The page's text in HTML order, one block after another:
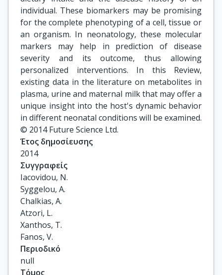
individual. These biomarkers may be promising
for the complete phenotyping of a cell, tissue or
an organism. In neonatology, these molecular
markers may help in prediction of disease
severity and its outcome, thus allowing
personalized interventions. In this Review,
existing data in the literature on metabolites in
plasma, urine and maternal milk that may offer a
unique insight into the host's dynamic behavior
in different neonatal conditions will be examined.
© 2014 Future Science Ltd.
Έτος δημοσίευσης
2014
Συγγραφείς
Iacovidou, N.
Syggelou, A.
Chalkias, A.
Atzori, L.
Xanthos, T.
Fanos, V.
Περιοδικό
null
Τόμος